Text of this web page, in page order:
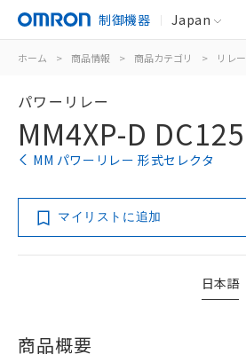
制御機器 Japan
ホーム > 商品情報 > 商品カテゴリ > リレー
パワーリレー
MM4XP-D DC125
MM パワーリレー 形式セレクタ
マイリストに追加
日本語
商品概要